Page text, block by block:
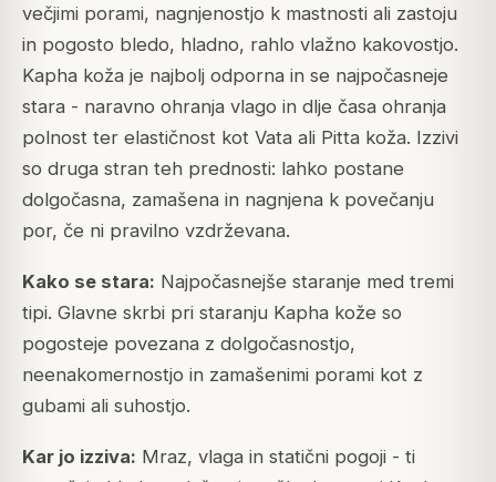
večjimi porami, nagnjenostjo k mastnosti ali zastoju
in pogosto bledo, hladno, rahlo vlažno kakovostjo.
Kapha koža je najbolj odporna in se najpočasneje
stara - naravno ohranja vlago in dlje časa ohranja
polnost ter elastičnost kot Vata ali Pitta koža. Izzivi
so druga stran teh prednosti: lahko postane
dolgočasna, zamašena in nagnjena k povečanju
por, če ni pravilno vzdrževana.
Kako se stara: Najpočasnejše staranje med tremi
tipi. Glavne skrbi pri staranju Kapha kože so
pogosteje povezana z dolgočasnostjo,
neenakomernostjo in zamašenimi porami kot z
gubami ali suhostjo.
Kar jo izziva: Mraz, vlaga in statični pogoji - ti